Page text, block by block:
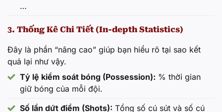
…
3. Thống Kê Chi Tiết (In-depth Statistics)
Đây là phần “nâng cao” giúp bạn hiểu rõ tại sao kết
quả lại như vậy.
Tỷ lệ kiểm soát bóng (Possession): % thời gian
giữ bóng của mỗi đội.
Số lần dứt điểm (Shots): Tổng số cú sút và số cú